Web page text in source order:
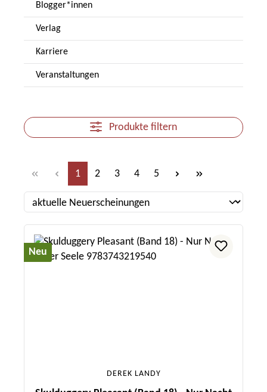
Blogger*innen
Verlag
Karriere
Veranstaltungen
Produkte filtern
Seite
1 Seite
2 Seite
3 Seite
4 Seite
5
Neu
DEREK LANDY